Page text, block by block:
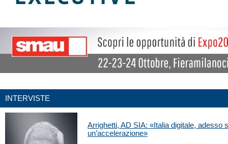
INTERVISTE
Arrighetti, AD SIA: «Italia digitale, adesso
un’accelerazione»